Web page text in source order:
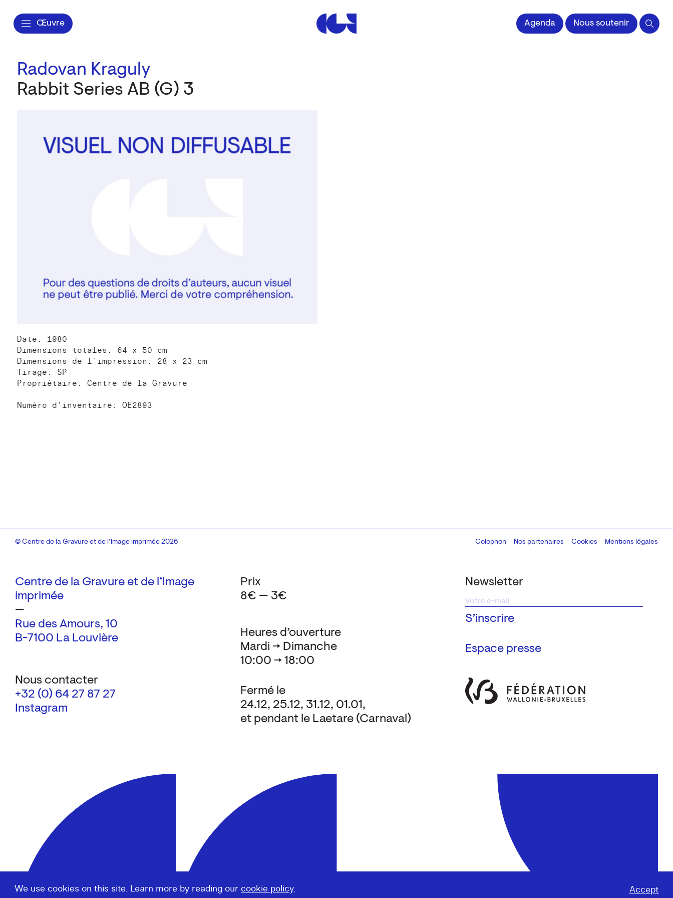
Œuvre Centre de la Gravure et de l'Image impriméeAgenda Nous soutenir
We use cookies on this site. Learn more by reading our cookie policy. Accept
Radovan Kraguly
Rabbit Series AB (G) 3
Date: 1980
Dimensions totales: 64 x 50 cm
Dimensions de l’impression: 28 x 23 cm
Tirage: SP
Propriétaire: Centre de la Gravure
Numéro d'inventaire: OE2893
Centre de la Gravure et de l’Image
imprimée
—
Rue des Amours, 10
B-7100 La Louvière
Nous contacter
+32 (0) 64 27 87 27
Instagram
Newsletter
Espace presse
Heures d’ouverture
Mardi → Dimanche
10:00 → 18:00
Fermé le
24.12, 25.12, 31.12, 01.01,
et pendant le Laetare (Carnaval)
Prix
8€ — 3€
© Centre de la Gravure et de l’Image imprimée 2026 Colophon
Design:Marcel Kaczmarek, code:8080.studio
Nos partenaires Cookies Mentions légales